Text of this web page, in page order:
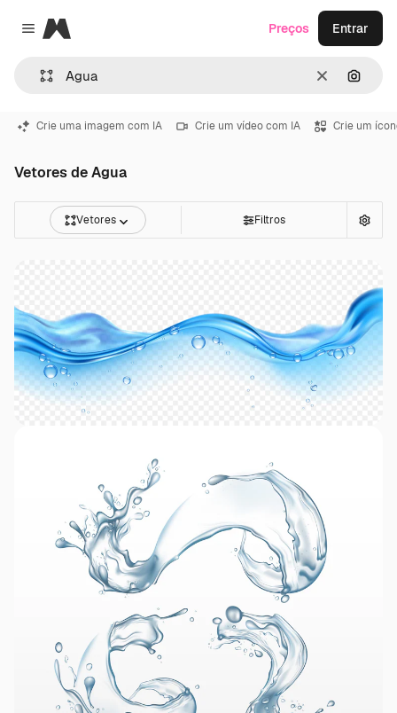
Close menu
Magnific
Limpar
Preços Entrar
Crie uma imagem com IA Crie um vídeo com IA Crie um
Vetores de Agua
Vetores Filtros